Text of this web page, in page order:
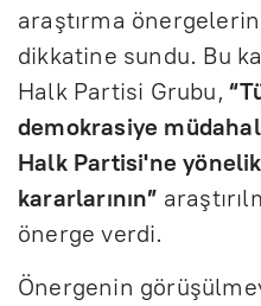
araştırma
dikkatine sundu. Bu
Halk Partisi Grubu,
demokrasiye
Halk Partisi'ne
kararlarının”
önerge verdi.
Önergenin